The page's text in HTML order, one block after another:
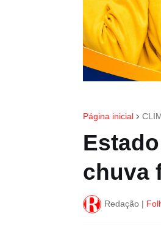
Página inicial
chuva
Redação |